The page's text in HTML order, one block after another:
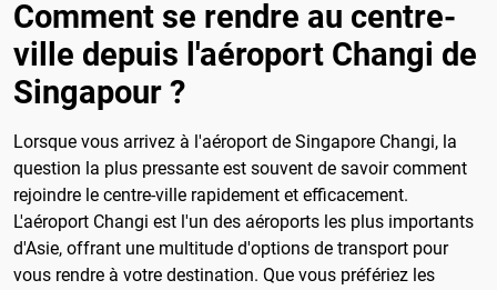
Comment se rendre au centre-
ville depuis l'aéroport Changi de
Singapour ?
Lorsque vous arrivez à l'aéroport de Singapore Changi, la
question la plus pressante est souvent de savoir comment
rejoindre le centre-ville rapidement et efficacement.
L'aéroport Changi est l'un des aéroports les plus importants
d'Asie, offrant une multitude d'options de transport pour
vous rendre à votre destination. Que vous préfériez les